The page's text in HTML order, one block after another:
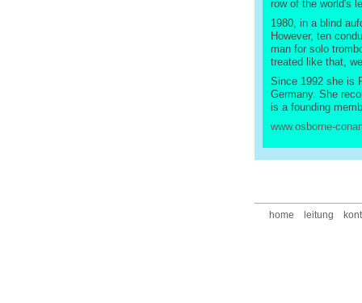
row of the world's
1980, in a blind
However, ten
man for solo
treated like that,
Since 1992 she is
Germany. She
is a founding
www.osborne-
home leitung